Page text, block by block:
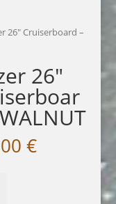
26″ Cruiserboard –
26″
€